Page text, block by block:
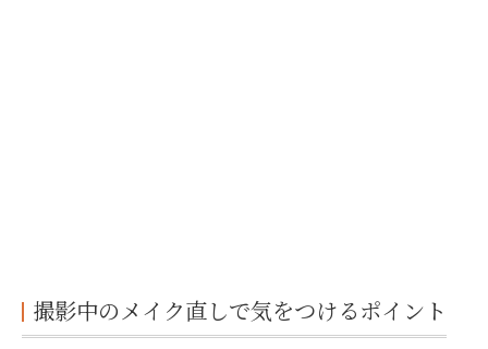
撮影中のメイク直しで気をつけるポイント